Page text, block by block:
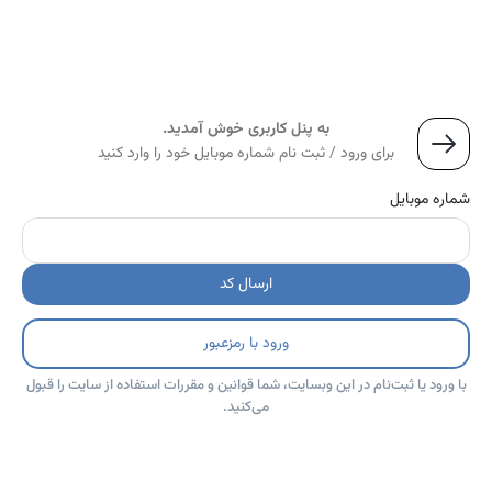
به پنل کاربری خوش آمدید.
برای ورود / ثبت نام شماره موبایل خود را وارد کنید
شماره موبایل
ارسال کد
ورود با رمزعبور
با ورود یا ثبت‌نام در این وبسایت، شما قوانین و مقررات استفاده از سایت را قبول
می‌کنید.